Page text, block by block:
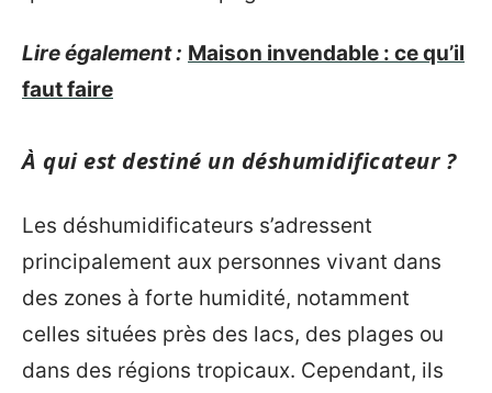
Lire également : Maison invendable : ce qu’il
faut faire
À qui est destiné un déshumidificateur ?
Les déshumidificateurs s’adressent
principalement aux personnes vivant dans
des zones à forte humidité, notamment
celles situées près des lacs, des plages ou
dans des régions tropicaux. Cependant, ils